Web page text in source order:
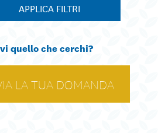
APPLICA FILTRI
quello che cerchi?
LA TUA DOMANDA